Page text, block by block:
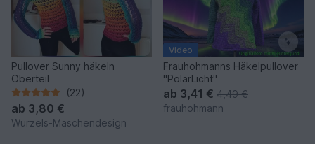
Pullover Sunny häkeln
Oberteil
(22)
ab 3,80 €
Wurzels-Maschendesign
Video
Frauhohmanns Häkelpullover
"PolarLicht"
ab 3,41 € 4,49 €
frauhohmann